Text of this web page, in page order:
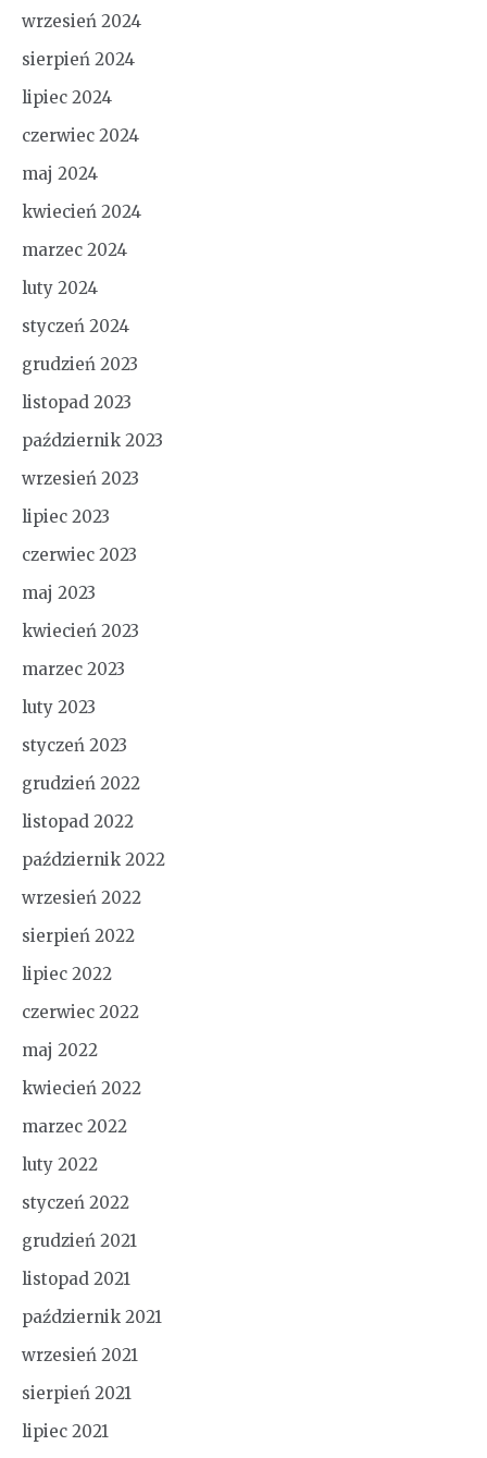
wrzesień 2024
sierpień 2024
lipiec 2024
czerwiec 2024
maj 2024
kwiecień 2024
marzec 2024
luty 2024
styczeń 2024
grudzień 2023
listopad 2023
październik 2023
wrzesień 2023
lipiec 2023
czerwiec 2023
maj 2023
kwiecień 2023
marzec 2023
luty 2023
styczeń 2023
grudzień 2022
listopad 2022
październik 2022
wrzesień 2022
sierpień 2022
lipiec 2022
czerwiec 2022
maj 2022
kwiecień 2022
marzec 2022
luty 2022
styczeń 2022
grudzień 2021
listopad 2021
październik 2021
wrzesień 2021
sierpień 2021
lipiec 2021